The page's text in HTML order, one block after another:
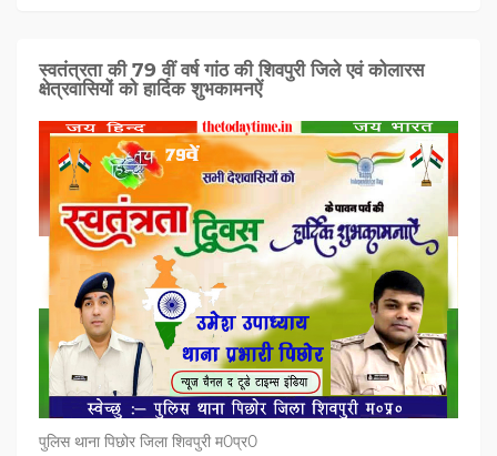
स्वतंत्रता की 79 वीं वर्ष गांठ की शिवपुरी जिले एवं कोलारस
क्षेत्रवासियों को हार्दिक शुभकामनऐं
पुलिस थाना पिछोर जिला शिवपुरी म0प्र0